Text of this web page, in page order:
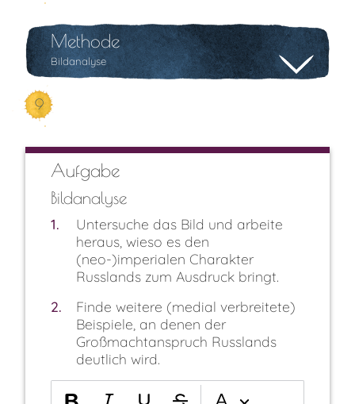
Methode
Bildanalyse
9
Aufgabe
Bildanalyse
1
Untersuche das Bild und arbeite
heraus, wieso es den
(neo-)imperialen Charakter
Russlands zum Ausdruck bringt.
2
Finde weitere (medial verbreitete)
Beispiele, an denen der
Großmachtanspruch Russlands
deutlich wird.